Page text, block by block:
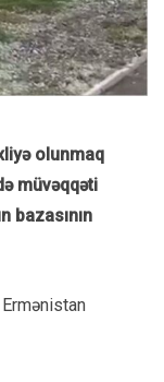
olunmaq
müvəqqəti
bazasının